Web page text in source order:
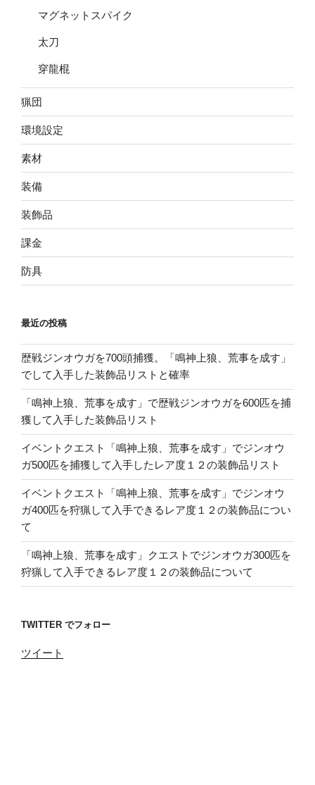
マグネットスパイク
太刀
穿龍棍
猟団
環境設定
素材
装備
装飾品
課金
防具
最近の投稿
歴戦ジンオウガを700頭捕獲。「鳴神上狼、荒事を成す」
でして入手した装飾品リストと確率
「鳴神上狼、荒事を成す」で歴戦ジンオウガを600匹を捕
獲して入手した装飾品リスト
イベントクエスト「鳴神上狼、荒事を成す」でジンオウ
ガ500匹を捕獲して入手したレア度１２の装飾品リスト
イベントクエスト「鳴神上狼、荒事を成す」でジンオウ
ガ400匹を狩猟して入手できるレア度１２の装飾品につい
て
「鳴神上狼、荒事を成す」クエストでジンオウガ300匹を
狩猟して入手できるレア度１２の装飾品について
TWITTER でフォロー
ツイート